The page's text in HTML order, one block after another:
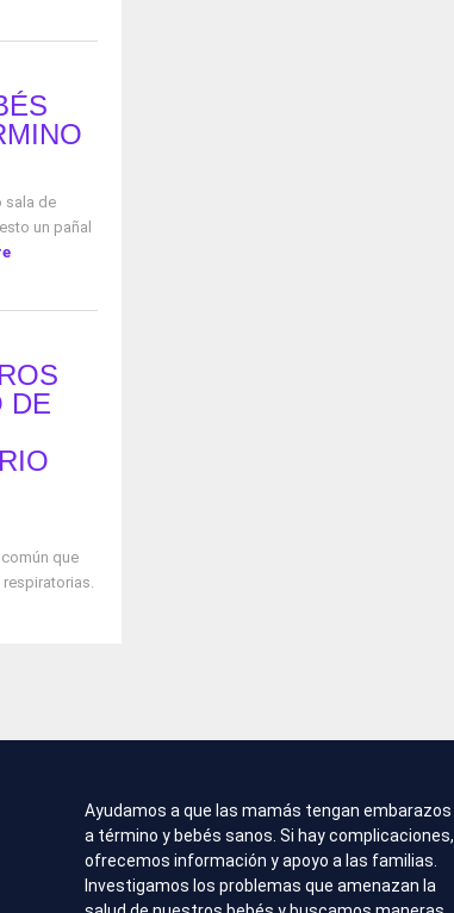
sala de
un pañal
DE
que
Ayudamos a que las mamás tengan embarazos
a término y bebés sanos. Si hay complicaciones,
ofrecemos información y apoyo a las familias.
Investigamos los problemas que amenazan la